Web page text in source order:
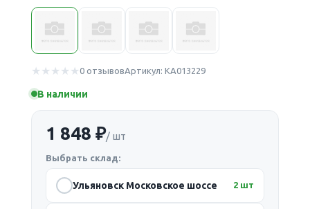
0 отзывовАртикул: КА013229
В наличии
1 848 ₽/ шт
Выбрать склад:
Ульяновск Московское шоссе 2 шт